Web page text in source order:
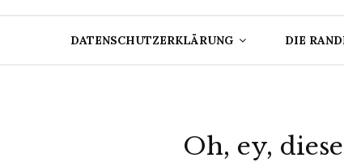
DATENSCHUTZERKLÄRUNG DIE
Oh, ey,